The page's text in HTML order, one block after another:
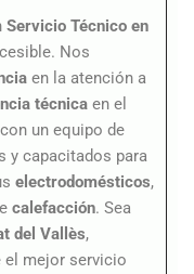
Servicio Técnico en
Nos
en la atención a
técnica en el
un equipo de
y capacitados para
electrodomésticos,
calefacción. Sea
del Vallès,
el mejor servicio